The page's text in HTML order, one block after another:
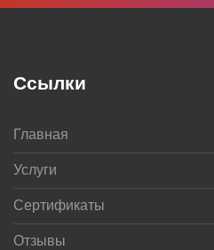
Ссылки
Главная
Услуги
Сертификаты
Отзывы